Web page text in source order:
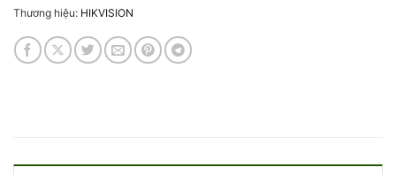
Thương hiệu: HIKVISION